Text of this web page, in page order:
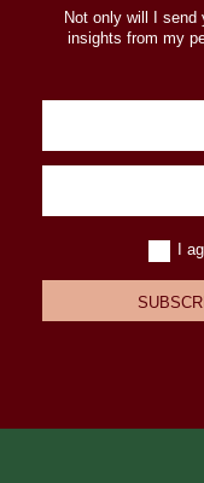
Not only will I send
insights from my
I